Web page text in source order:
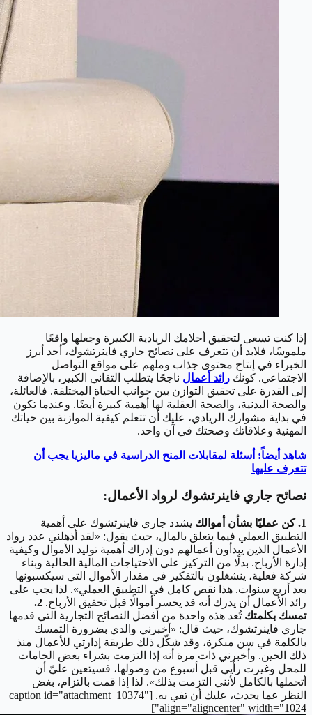
إذا كنت تسعى لتحقيق أحلامك الريادية الكبيرة وجعلها واقعًا
ملموسًا، فلابد أن تتعرف على نصائح جاري فاينرتشوك، أحد أبرز
الخبراء في إنتاج محتوى جذاب وملهم على مواقع التواصل
الاجتماعي. كونك رائد أعمال ناجحًا يتطلب التفاني الكبير، بالإضافة
إلى القدرة على تحقيق التوازن بين جوانب الحياة المختلفة. فالعائلة،
والصحة البدنية، والصحة العقلية لها أهمية كبيرة أيضًا. وعندما تكون
في بداية مشوارك الريادي، عليك أن تتعلم كيفية الموازنة بين حياتك
المهنية وعلاقاتك وصحتك في آن واحد.
شاهد أيضاً: أسئلة لمقابلات المنح الدراسية في ماليزيا يجب أن
تتعرف عليها
نصائح جاري فاينرتشوك لرواد الأعمال:
1. كن عمليًا بشأن أموالك
يشدد جاري فاينرتشوك على أهمية
التطبيق العملي فيما يتعلق بالمال، حيث يقول: «لقد أذهلني عدد رواد
الأعمال الذين يبدأون أعمالهم دون إدراك أهمية توليد الأموال وكيفية
إدارة الأرباح. بدلًا من التركيز على الاحتياجات المالية الحالية وبناء
شركة فعلية، ينشغلون بالتفكير في مقدار الأموال التي سيكسبونها
بعد أربع سنوات. هذا نقص كامل في التطبيق العملي». لذا يجب على
رائد الأعمال أن يدرك أنه قد يخسر أموالًا قبل تحقيق الأرباح.
2.
تمسك بكلمتك تُعد هذه واحدة من أفضل النصائح التجارية التي قدمها
جاري فاينرتشوك، حيث قال: «أخبرني والدي بضرورة التمسك
بالكلمة في سن مبكرة، وقد شكّل ذلك طريقة إدارتي للأعمال منذ
ذلك الحين. وأخبرني ذات مرة أنه إذا التزمت بشراء بعض الخامات
للمحل وغيرت رأيي قبل أسبوع من وصولها، فسيتعين عليّ أن
أتحملها بالكامل لأنني التزمت بذلك». لذا إذا قمت بالتزام، بغض
النظر عما يحدث، عليك أن تفي به. [caption id="attachment_10374"
align="aligncenter" width="1024"]